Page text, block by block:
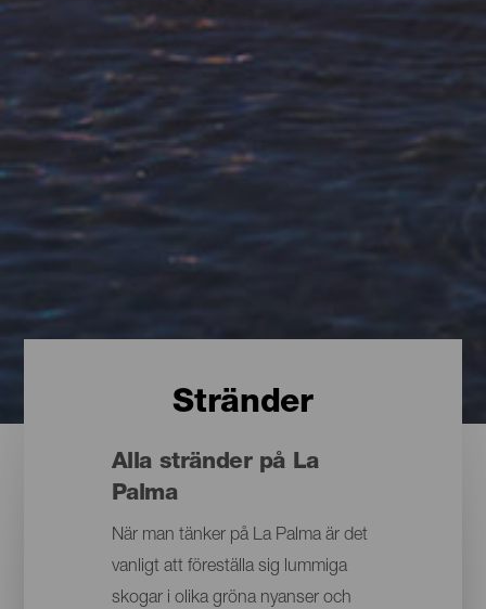
Stränder
Alla stränder på La
Palma
När man tänker på La Palma är det
vanligt att föreställa sig lummiga
skogar i olika gröna nyanser och